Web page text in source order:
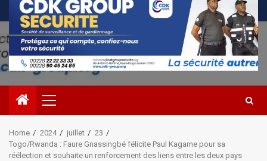
Primary
Menu
Home 2024 juillet
23
Togo/Rwanda : Faure Gnassingbé félicite Paul Kagame pour sa
réélection et souhaite un renforcement des liens entre les deux pays